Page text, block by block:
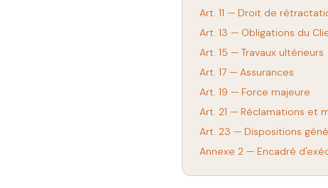
Art. 11 — Droit de
Art. 13 — Obligations du
Art. 15 — Travaux ultérieurs
Art. 17 — Assurances
Art. 19 — Force majeure
Art. 21 — Réclamations et
Art. 23 — Dispositions
Annexe 2 — Encadré